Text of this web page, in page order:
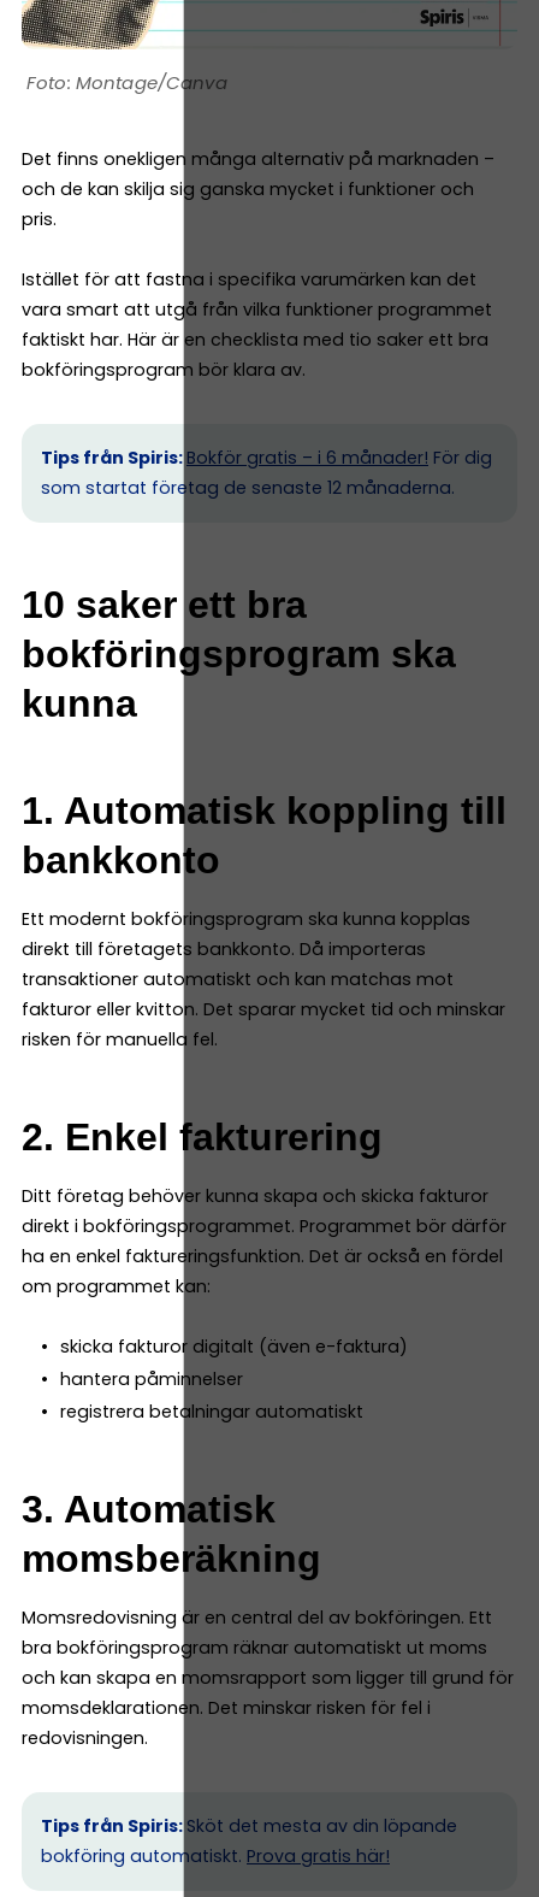
Montage/Canva
Det finns onekligen många alternativ på marknaden –
och de kan skilja sig ganska mycket i funktioner och
pris.
Istället för att fastna i specifika varumärken kan det
vara smart att utgå från vilka funktioner programmet
faktiskt har. Här är en checklista med tio saker ett bra
bokföringsprogram bör klara av.
Tips från Spiris: Bokför gratis – i 6 månader! För dig
som startat företag de senaste 12 månaderna.
10 saker ett bra
bokföringsprogram ska
kunna
1. Automatisk koppling till
bankkonto
Ett modernt bokföringsprogram ska kunna kopplas
direkt till företagets bankkonto. Då importeras
transaktioner automatiskt och kan matchas mot
fakturor eller kvitton. Det sparar mycket tid och minskar
risken för manuella fel.
2. Enkel fakturering
Ditt företag behöver kunna skapa och skicka fakturor
direkt i bokföringsprogrammet. Programmet bör därför
ha en enkel faktureringsfunktion. Det är också en fördel
om programmet kan:
skicka fakturor digitalt (även e-faktura)
hantera påminnelser
registrera betalningar automatiskt
3. Automatisk
momsberäkning
Momsredovisning är en central del av bokföringen. Ett
bra bokföringsprogram räknar automatiskt ut moms
och kan skapa en momsrapport som ligger till grund för
momsdeklarationen. Det minskar risken för fel i
redovisningen.
Tips från Spiris: Sköt det mesta av din löpande
bokföring automatiskt. Prova gratis här!